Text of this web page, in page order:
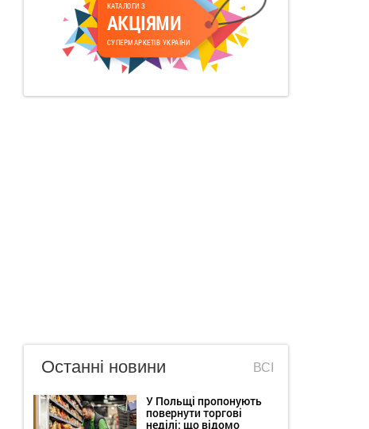
КАТАЛОГИ З
АКЦІЯМИ
СУПЕРМАРКЕТІВ УКРАЇНИ
Останні новини ВСІ
У Польщі пропонують
повернути торгові
неділі: що відомо